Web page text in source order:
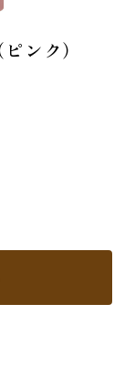
ンク）